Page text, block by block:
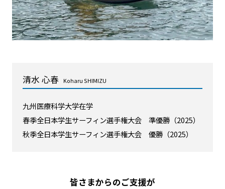
清水 心春 Koharu SHIMIZU
九州医療科学大学在学
春季全日本学生サーフィン選手権大会 準優勝（2025）
秋季全日本学生サーフィン選手権大会 優勝（2025）
皆さまからのご支援が